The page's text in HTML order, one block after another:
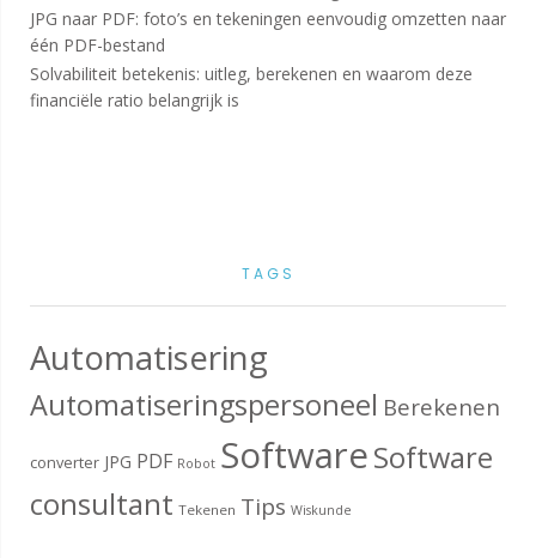
JPG naar PDF: foto’s en tekeningen eenvoudig omzetten naar
één PDF-bestand
Solvabiliteit betekenis: uitleg, berekenen en waarom deze
financiële ratio belangrijk is
TAGS
Automatisering
Automatiseringspersoneel Berekenen
converter JPG PDF Robot SoftwareSoftware
consultant Tekenen Tips Wiskunde